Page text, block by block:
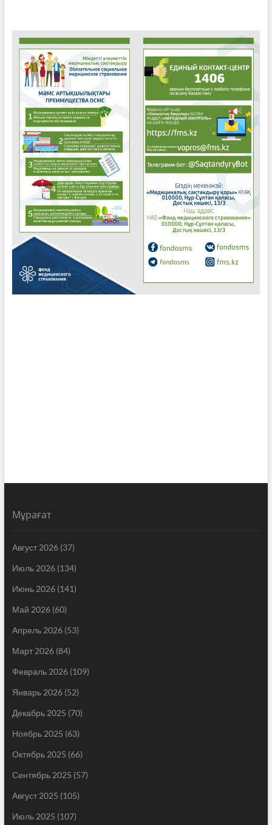
Мұрағат
Август 2026(37)
Июль 2026(134)
Июнь 2026(141)
Май 2026(60)
Апрель 2026(53)
Март 2026(84)
Февраль 2026(109)
Январь 2026(52)
Декабрь 2025 (70)
Ноябрь 2025 (63)
Октябрь 2025 (66)
Сентябрь 2025 (57)
Август 2025 (105)
Июль 2025 (107)